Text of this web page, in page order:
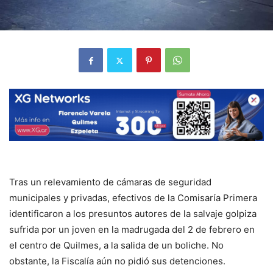
Tras un relevamiento de cámaras de seguridad
municipales y privadas, efectivos de la Comisaría Primera
identificaron a los presuntos autores de la salvaje golpiza
sufrida por un joven en la madrugada del 2 de febrero en
el centro de Quilmes, a la salida de un boliche. No
obstante, la Fiscalía aún no pidió sus detenciones.